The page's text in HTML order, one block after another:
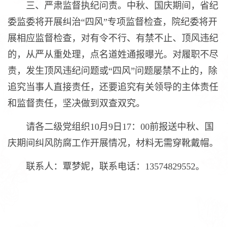
三、严肃监督执纪问责。中秋、国庆期间，省纪
委监委将开展纠治“四风”专项监督检查，院纪委将开
展相应监督检查，对有令不行、有禁不止、顶风违纪
的，从严从重处理，点名道姓通报曝光。对履职不尽
责，发生顶风违纪问题或“四风”问题屡禁不止的，除
追究当事人直接责任，还要追究有关领导的主体责任
和监督责任，坚决做到双查双究。
请各二级党组织10月9日17：00前报送中秋、国
庆期间纠风防腐工作开展情况，材料无需穿靴戴帽。
联系人：覃梦妮，联系电话：13574829552。